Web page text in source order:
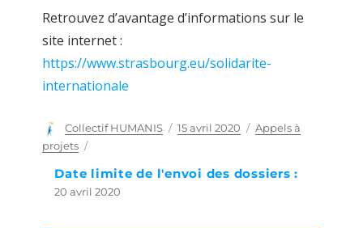
Retrouvez d’avantage d’informations sur le
site internet :
https://www.strasbourg.eu/solidarite-
internationale
Auteur
Collectif HUMANIS
Publié
15 avril 2020 Catégories
Appels à
projets
Date limite de l'envoi des dossiers :
20 avril 2020